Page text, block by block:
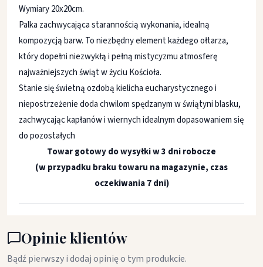
Wymiary 20x20cm.
Palka zachwycająca starannością wykonania, idealną
kompozycją barw. To niezbędny element każdego ołtarza,
który dopełni niezwykłą i pełną mistycyzmu atmosferę
najważniejszych świąt w życiu Kościoła.
Stanie się świetną ozdobą kielicha eucharystycznego i
niepostrzeżenie doda chwilom spędzanym w świątyni blasku,
zachwycając kapłanów i wiernych idealnym dopasowaniem się
do pozostałych
Towar gotowy do wysyłki w 3 dni robocze
(w przypadku braku towaru na magazynie, czas
oczekiwania 7 dni)
Opinie klientów
Bądź pierwszy i dodaj opinię o tym produkcie.